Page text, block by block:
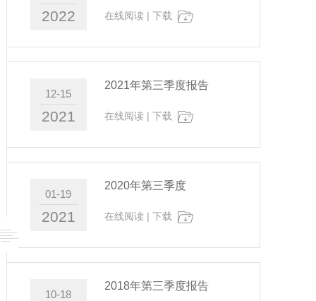
2022 在线阅读 | 下载
12-15
2021
2021年第三季度报告
在线阅读 | 下载
01-19
2021
2020年第三季度
在线阅读 | 下载
10-18
2018年第三季度报告